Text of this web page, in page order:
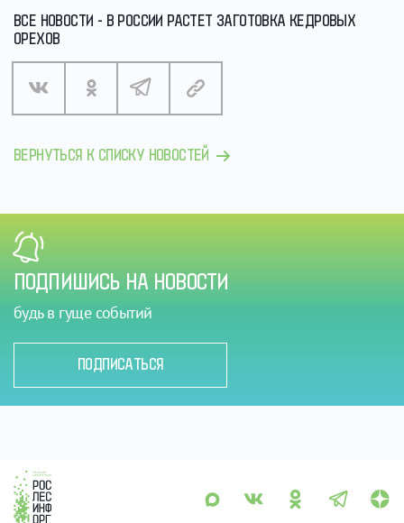
ВСЕ НОВОСТИ - В РОССИИ РАСТЕТ ЗАГОТОВКА КЕДРОВЫХ
ОРЕХОВ
ВЕРНУТЬСЯ К СПИСКУ НОВОСТЕЙ
ПОДПИШИСЬ НА НОВОСТИ
будь в гуще событий
ПОДПИСАТЬСЯ